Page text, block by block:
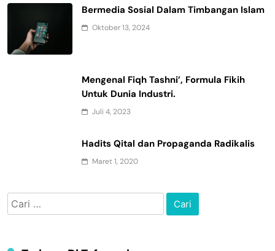
Bermedia Sosial Dalam Timbangan Islam
Oktober 13, 2024
Mengenal Fiqh Tashni’, Formula Fikih
Untuk Dunia Industri.
Juli 4, 2023
Hadits Qital dan Propaganda Radikalis
Maret 1, 2020
Cari
untuk: